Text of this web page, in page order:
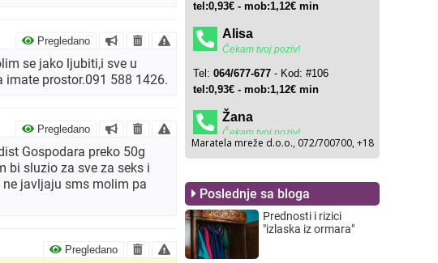
Pregledano
se jako ljubiti,i sve u
imate prostor.091 588 1426.
Pregledano
Gospodara preko 50g
bi sluzio za sve za seks i
javljaju sms molim pa
Pregledano
Poslednje sa bloga
Prednosti i rizici
"izlaska iz ormara"